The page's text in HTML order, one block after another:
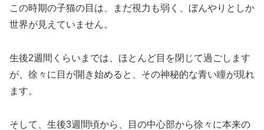
この時期の子猫の目は、まだ視力も弱く、ぼんやりとしか
世界が見えていません。
生後2週間くらいまでは、ほとんど目を閉じて過ごします
が、徐々に目が開き始めると、その神秘的な青い瞳が現れ
ます。
そして、生後3週間頃から、目の中心部から徐々に本来の